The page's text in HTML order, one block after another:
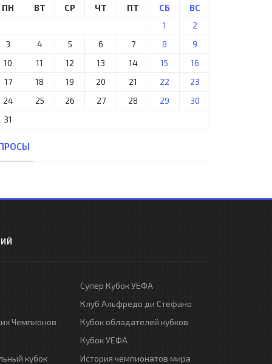
ПН ВТ СР ЧТ ПТ СБ
ВС
1
2
3
4 5 6 7 8
9
10
11 12 13 14 15
16
17
18 19 20 21 22
23
24
25 26 27 28 29
30
31
Чемпионов
кубок
Супер Кубок УЕФА
Клуб Альфредо ди Стефано
Кубок обладателей кубков
Кубок УЕФА
История чемпионатов мира